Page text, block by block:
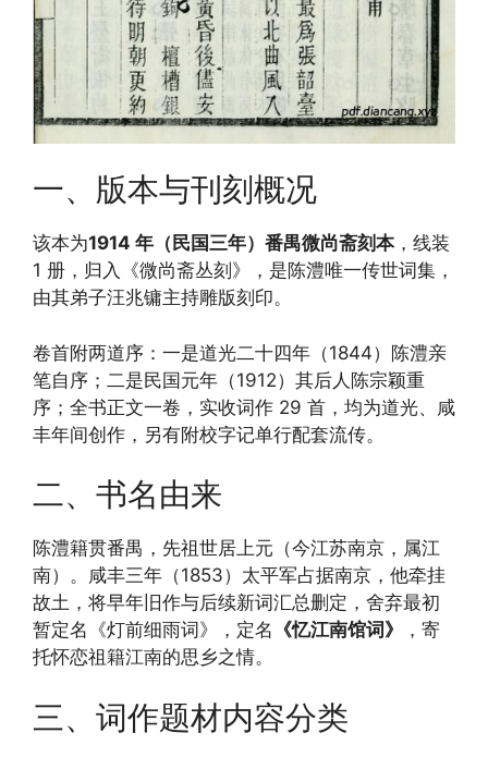
一、版本与刊刻概况
该本为1914 年（民国三年）番禺微尚斋刻本，线装
1 册，归入《微尚斋丛刻》，是陈澧唯一传世词集，
由其弟子汪兆镛主持雕版刻印。
卷首附两道序：一是道光二十四年（1844）陈澧亲
笔自序；二是民国元年（1912）其后人陈宗颖重
序；全书正文一卷，实收词作 29 首，均为道光、咸
丰年间创作，另有附校字记单行配套流传。
二、书名由来
陈澧籍贯番禺，先祖世居上元（今江苏南京，属江
南）。咸丰三年（1853）太平军占据南京，他牵挂
故土，将早年旧作与后续新词汇总删定，舍弃最初
暂定名《灯前细雨词》，定名 《忆江南馆词》
，寄
托怀恋祖籍江南的思乡之情。
三、词作题材内容分类